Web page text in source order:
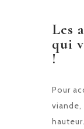
Les
qui
!
Pour